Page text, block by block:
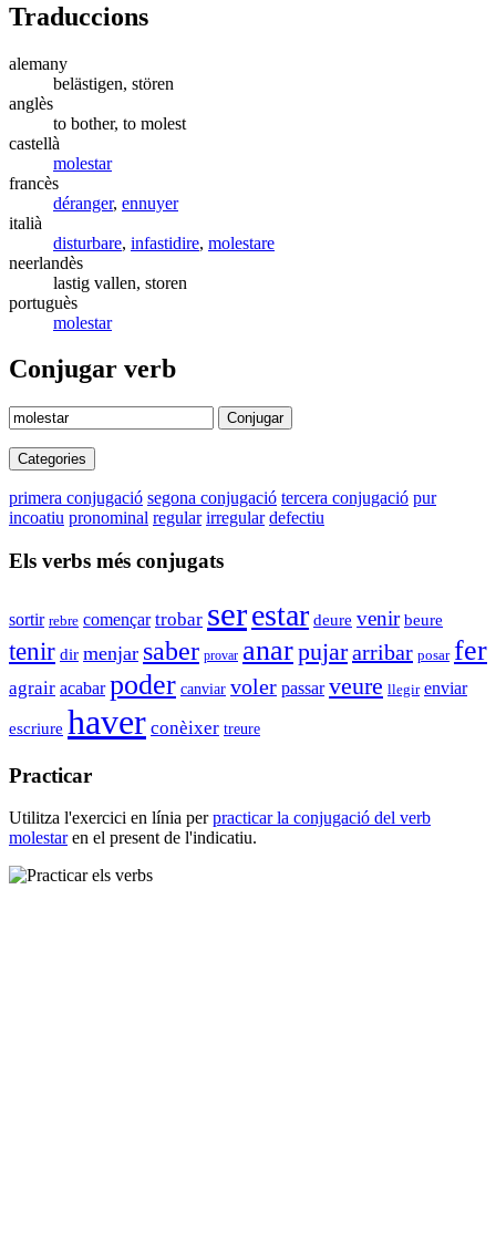
Traduccions
alemany
belästigen, stören
anglès
to bother, to molest
castellà
molestar
francès
déranger, ennuyer
italià
disturbare, infastidire, molestare
neerlandès
lastig vallen, storen
portuguès
molestar
Conjugar verb
Conjugar
Categories
primera conjugació segona conjugació tercera conjugació pur
incoatiu pronominal regular irregular defectiu
Els verbs més conjugats
sortir rebre començar trobar serestar deure venir beure
tenir dir menjar saber provar anarpujararribar posar fer
agrair acabar poder canviar voler passar veure llegir enviar
escriure haver conèixer treure
Practicar
Utilitza l'exercici en línia perpracticar la conjugació del verb
molestaren el present de l'indicatiu.